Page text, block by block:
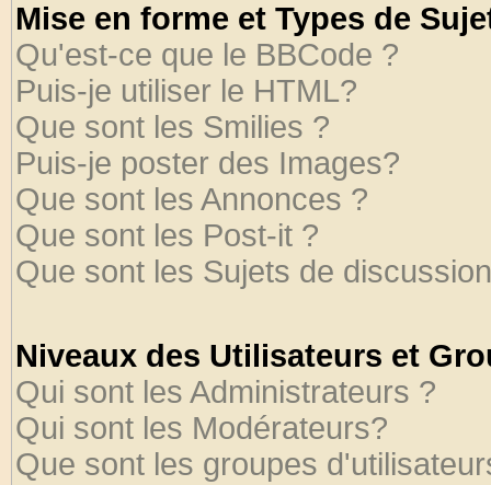
Mise en forme et Types de
Qu'est-ce que le BBCode ?
Puis-je utiliser le HTML?
Que sont les Smilies ?
Puis-je poster des Images?
Que sont les Annonces ?
Que sont les Post-it ?
Que sont les Sujets de
Niveaux des Utilisateurs et
Qui sont les Administrateurs ?
Qui sont les Modérateurs?
Que sont les groupes